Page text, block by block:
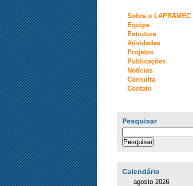
Sobre o LAPRAMEC
Equipe
Estrutura
Atividades
Projetos
Publicações
Notícias
Consulta
Contato
Pesquisar
por:
Calendário
agosto 2026